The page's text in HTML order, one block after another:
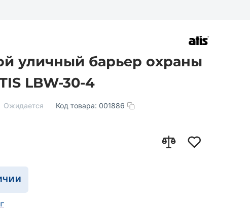
уличный барьер охраны
LBW-30-4
Ожидается Код товара: 001886